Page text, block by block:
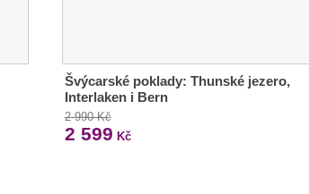
Švýcarské poklady: Thunské jezero,
Interlaken i Bern
2 990 Kč
2 599 Kč